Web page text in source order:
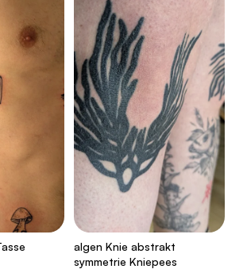
algen Knie abstrakt
symmetrie Kniepees